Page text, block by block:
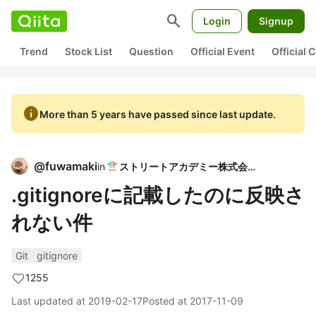
search Login Signup
Trend Stock List Question Official Event Official
infoMore than 5 years have passed since last update.
@fuwamakiin ストリートアカデミー株式会社
.gitignoreに記載したのに反映さ
れない件
Git
gitignore
1255
Last updated at 2019-02-17Posted at 2017-11-09